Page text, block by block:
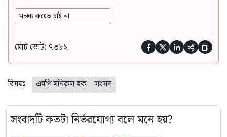
মন্তব্য করতে চাই না
মোট ভোট: ৭৩৮২     
বিষয়ঃ এমপি মনিরুল হক সংসদ
সংবাদটি কতটা নির্ভরযোগ্য বলে মনে হয়?